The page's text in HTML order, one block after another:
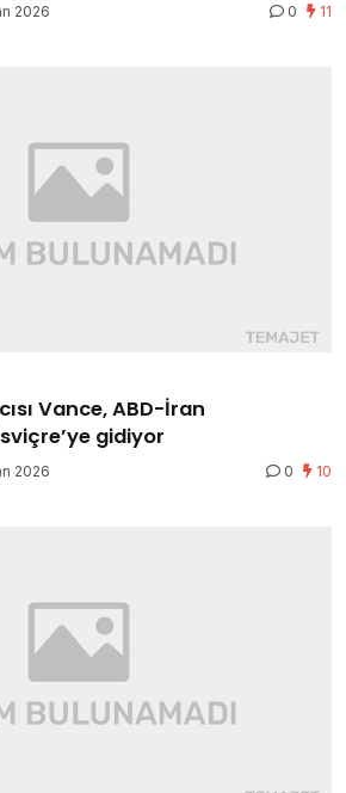
2026 0 11
Vance, ABD-İran
gidiyor
2026 0 10